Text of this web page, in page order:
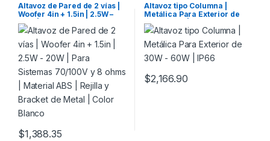
Altavoz de Pared de 2 vías |
Woofer 4in + 1.5in | 2.5W –
20W | Para Sistemas
70/100V y 8 ohms | Material
ABS | Rejilla y Bracket de
Metal | Color Blanco
$1,388.35
Altavoz tipo Columna |
Metálica Para Exterior de
30W – 60W | IP66
$2,166.90